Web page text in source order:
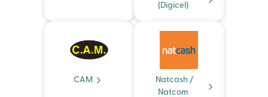
(Digicel)
CAM
Natcash /
Natcom